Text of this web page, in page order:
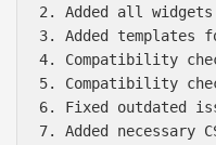
2. Added all
3. Added templates
4. Compatibility
5. Compatibility
6. Fixed outdated
7. Added necessary